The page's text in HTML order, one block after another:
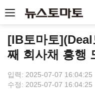
[IB토마토
째 회사채 흥행
입력: 2025-07-07 16:04:25
수정: 2025-07-07 16:04:25